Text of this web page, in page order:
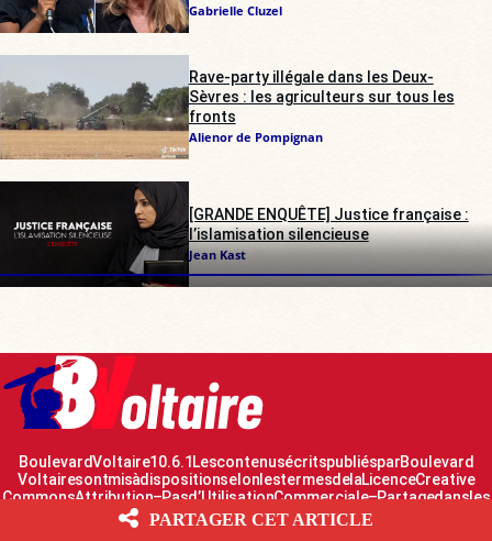
Gabrielle Cluzel
Rave-party illégale dans les Deux-
Sèvres : les agriculteurs sur tous les
fronts
Alienor de Pompignan
[GRANDE ENQUÊTE] Justice française :
l’islamisation silencieuse
Jean Kast
Boulevard Voltaire 10.6.1 Les contenus écrits publiés par Boulevard
Voltaire sont mis à disposition selon les termes de la Licence Creative
Commons Attribution – Pas d’Utilisation Commerciale – Partage dans les
Mêmes Conditions 2.0 France
PARTAGER CET ARTICLE